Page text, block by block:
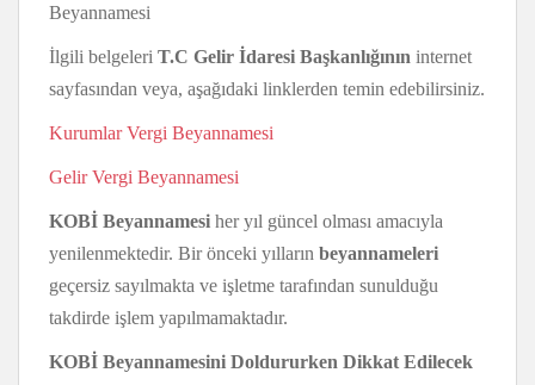
Beyannamesi
İlgili belgeleri T.C Gelir İdaresi Başkanlığının internet
sayfasından veya, aşağıdaki linklerden temin edebilirsiniz.
Kurumlar Vergi Beyannamesi
Gelir Vergi Beyannamesi
KOBİ Beyannamesi her yıl güncel olması amacıyla
yenilenmektedir. Bir önceki yılların beyannameleri
geçersiz sayılmakta ve işletme tarafından sunulduğu
takdirde işlem yapılmamaktadır.
KOBİ Beyannamesini Doldururken Dikkat Edilecek